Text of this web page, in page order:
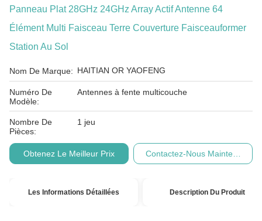
Panneau Plat 28GHz 24GHz Array Actif Antenne 64
Élément Multi Faisceau Terre Couverture Faisceauformer
Station Au Sol
Nom De Marque: HAITIAN OR YAOFENG
Numéro De
Modèle:
Antennes à fente multicouche
Nombre De
Pièces:
1 jeu
Obtenez Le Meilleur Prix Contactez-Nous Maintenant
Les Informations Détaillées Description Du Produit